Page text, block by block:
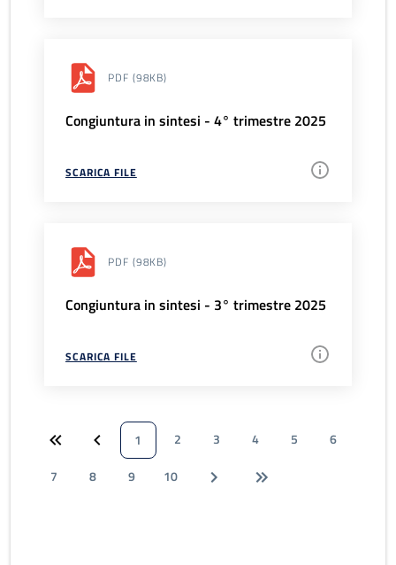
PDF (98KB)
Congiuntura in sintesi - 4° trimestre 2025
SCARICA FILE
PDF (98KB)
Congiuntura in sintesi - 3° trimestre 2025
SCARICA FILE
1 2 3 4 5
6
7
8 9 10